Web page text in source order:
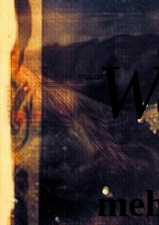
W